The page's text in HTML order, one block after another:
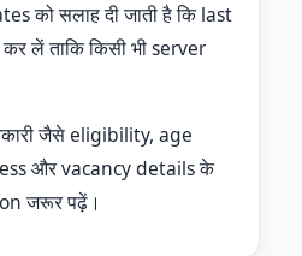
को सलाह दी जाती है कि last
लें ताकि किसी भी server
जैसे eligibility, age
और vacancy details के
जरूर पढ़ें।